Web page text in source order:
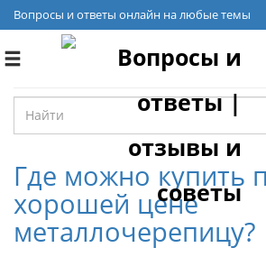
Вопросы и ответы онлайн на любые темы
Toggle
Где можно купить
хорошей цене
металлочерепицу?